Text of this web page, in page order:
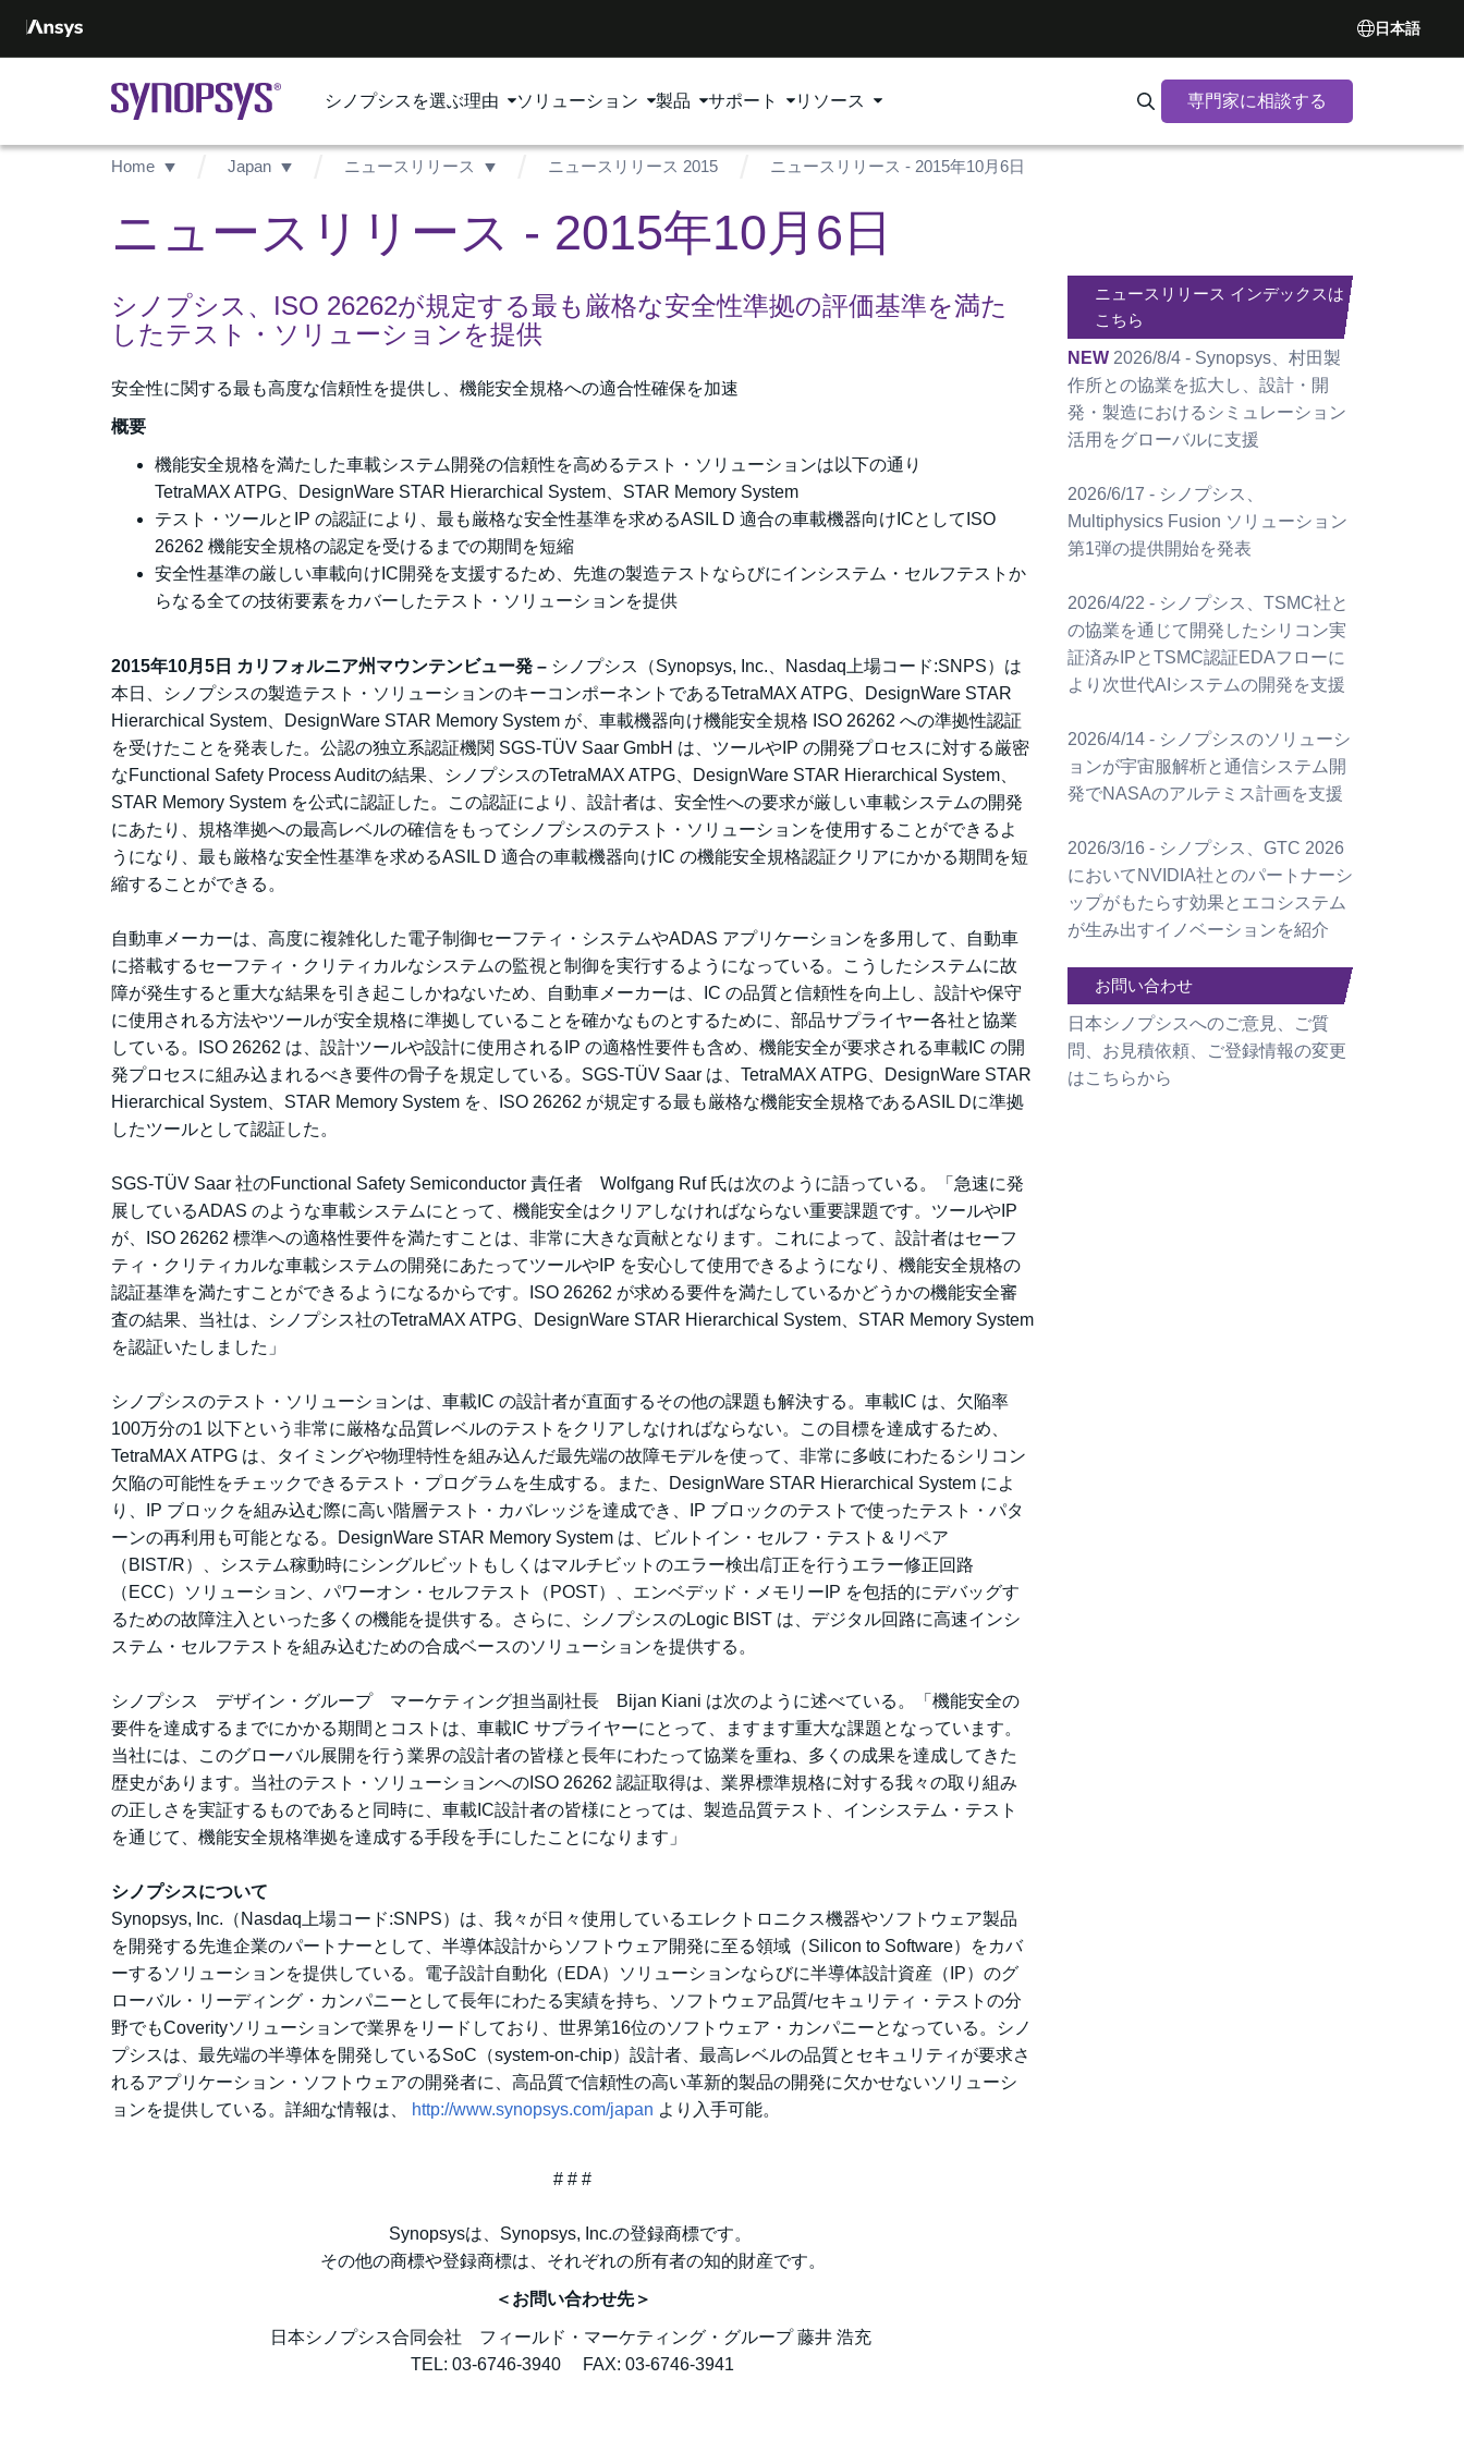
日本語
シノプシスを選ぶ理由 ソリューション 製品 サポート リソース Search Synopsys.com
専門家に相談する
Home Japan ニュースリリース ニュースリリース 2015 ニュースリリース - 2015年10月6日
ニュースリリース - 2015年10月6日
シノプシス、ISO 26262が規定する最も厳格な安全性準拠の評価基準を満た
したテスト・ソリューションを提供
安全性に関する最も高度な信頼性を提供し、機能安全規格への適合性確保を加速
概要
機能安全規格を満たした車載システム開発の信頼性を高めるテスト・ソリューションは以下の通り
TetraMAX ATPG、DesignWare STAR Hierarchical System、STAR Memory System
テスト・ツールとIP の認証により、最も厳格な安全性基準を求めるASIL D 適合の車載機器向けICとしてISO
26262 機能安全規格の認定を受けるまでの期間を短縮
安全性基準の厳しい車載向けIC開発を支援するため、先進の製造テストならびにインシステム・セルフテストか
らなる全ての技術要素をカバーしたテスト・ソリューションを提供
2015年10月5日 カリフォルニア州マウンテンビュー発 – シノプシス（Synopsys, Inc.、Nasdaq上場コード:SNPS）は
本日、シノプシスの製造テスト・ソリューションのキーコンポーネントであるTetraMAX ATPG、DesignWare STAR
Hierarchical System、DesignWare STAR Memory System が、車載機器向け機能安全規格 ISO 26262 への準拠性認証
を受けたことを発表した。公認の独立系認証機関 SGS-TÜV Saar GmbH は、ツールやIP の開発プロセスに対する厳密
なFunctional Safety Process Auditの結果、シノプシスのTetraMAX ATPG、DesignWare STAR Hierarchical System、
STAR Memory System を公式に認証した。この認証により、設計者は、安全性への要求が厳しい車載システムの開発
にあたり、規格準拠への最高レベルの確信をもってシノプシスのテスト・ソリューションを使用することができるよ
うになり、最も厳格な安全性基準を求めるASIL D 適合の車載機器向けIC の機能安全規格認証クリアにかかる期間を短
縮することができる。
自動車メーカーは、高度に複雑化した電子制御セーフティ・システムやADAS アプリケーションを多用して、自動車
に搭載するセーフティ・クリティカルなシステムの監視と制御を実行するようになっている。こうしたシステムに故
障が発生すると重大な結果を引き起こしかねないため、自動車メーカーは、IC の品質と信頼性を向上し、設計や保守
に使用される方法やツールが安全規格に準拠していることを確かなものとするために、部品サプライヤー各社と協業
している。ISO 26262 は、設計ツールや設計に使用されるIP の適格性要件も含め、機能安全が要求される車載IC の開
発プロセスに組み込まれるべき要件の骨子を規定している。SGS-TÜV Saar は、TetraMAX ATPG、DesignWare STAR
Hierarchical System、STAR Memory System を、ISO 26262 が規定する最も厳格な機能安全規格であるASIL Dに準拠
したツールとして認証した。
SGS-TÜV Saar 社のFunctional Safety Semiconductor 責任者 Wolfgang Ruf 氏は次のように語っている。「急速に発
展しているADAS のような車載システムにとって、機能安全はクリアしなければならない重要課題です。ツールやIP
が、ISO 26262 標準への適格性要件を満たすことは、非常に大きな貢献となります。これによって、設計者はセーフ
ティ・クリティカルな車載システムの開発にあたってツールやIP を安心して使用できるようになり、機能安全規格の
認証基準を満たすことができるようになるからです。ISO 26262 が求める要件を満たしているかどうかの機能安全審
査の結果、当社は、シノプシス社のTetraMAX ATPG、DesignWare STAR Hierarchical System、STAR Memory System
を認証いたしました」
シノプシスのテスト・ソリューションは、車載IC の設計者が直面するその他の課題も解決する。車載IC は、欠陥率
100万分の1 以下という非常に厳格な品質レベルのテストをクリアしなければならない。この目標を達成するため、
TetraMAX ATPG は、タイミングや物理特性を組み込んだ最先端の故障モデルを使って、非常に多岐にわたるシリコン
欠陥の可能性をチェックできるテスト・プログラムを生成する。また、DesignWare STAR Hierarchical System によ
り、IP ブロックを組み込む際に高い階層テスト・カバレッジを達成でき、IP ブロックのテストで使ったテスト・パタ
ーンの再利用も可能となる。DesignWare STAR Memory System は、ビルトイン・セルフ・テスト＆リペア
（BIST/R）、システム稼動時にシングルビットもしくはマルチビットのエラー検出/訂正を行うエラー修正回路
（ECC）ソリューション、パワーオン・セルフテスト（POST）、エンベデッド・メモリーIP を包括的にデバッグす
るための故障注入といった多くの機能を提供する。さらに、シノプシスのLogic BIST は、デジタル回路に高速インシ
ステム・セルフテストを組み込むための合成ベースのソリューションを提供する。
シノプシス デザイン・グループ マーケティング担当副社長 Bijan Kiani は次のように述べている。「機能安全の
要件を達成するまでにかかる期間とコストは、車載IC サプライヤーにとって、ますます重大な課題となっています。
当社には、このグローバル展開を行う業界の設計者の皆様と長年にわたって協業を重ね、多くの成果を達成してきた
歴史があります。当社のテスト・ソリューションへのISO 26262 認証取得は、業界標準規格に対する我々の取り組み
の正しさを実証するものであると同時に、車載IC設計者の皆様にとっては、製造品質テスト、インシステム・テスト
を通じて、機能安全規格準拠を達成する手段を手にしたことになります」
シノプシスについて
Synopsys, Inc.（Nasdaq上場コード:SNPS）は、我々が日々使用しているエレクトロニクス機器やソフトウェア製品
を開発する先進企業のパートナーとして、半導体設計からソフトウェア開発に至る領域（Silicon to Software）をカバ
ーするソリューションを提供している。電子設計自動化（EDA）ソリューションならびに半導体設計資産（IP）のグ
ローバル・リーディング・カンパニーとして長年にわたる実績を持ち、ソフトウェア品質/セキュリティ・テストの分
野でもCoverityソリューションで業界をリードしており、世界第16位のソフトウェア・カンパニーとなっている。シノ
プシスは、最先端の半導体を開発しているSoC（system-on-chip）設計者、最高レベルの品質とセキュリティが要求さ
れるアプリケーション・ソフトウェアの開発者に、高品質で信頼性の高い革新的製品の開発に欠かせないソリューシ
ョンを提供している。詳細な情報は、
http://www.synopsys.com/japan より入手可能。
# # #
Synopsysは、Synopsys, Inc.の登録商標です。
その他の商標や登録商標は、それぞれの所有者の知的財産です。
＜お問い合わせ先＞
日本シノプシス合同会社 フィールド・マーケティング・グループ 藤井 浩充
TEL: 03-6746-3940 FAX: 03-6746-3941
ニュースリリース インデックスは
こちら
NEW 2026/8/4 - Synopsys、村田製
作所との協業を拡大し、設計・開
発・製造におけるシミュレーション
活用をグローバルに支援
2026/6/17 - シノプシス、
Multiphysics Fusion ソリューション
第1弾の提供開始を発表
2026/4/22 - シノプシス、TSMC社と
の協業を通じて開発したシリコン実
証済みIPとTSMC認証EDAフローに
より次世代AIシステムの開発を支援
2026/4/14 - シノプシスのソリューシ
ョンが宇宙服解析と通信システム開
発でNASAのアルテミス計画を支援
2026/3/16 - シノプシス、GTC 2026
においてNVIDIA社とのパートナーシ
ップがもたらす効果とエコシステム
が生み出すイノベーションを紹介
お問い合わせ
日本シノプシスへのご意見、ご質
問、お見積依頼、ご登録情報の変更
はこちらから